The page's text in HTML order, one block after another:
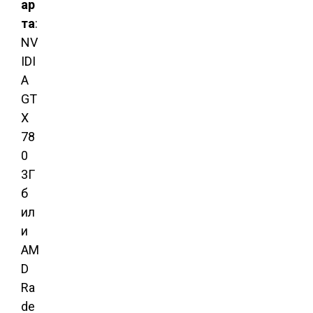
ар
та:
NV
IDI
A
GT
X
78
0
3Г
б
ил
и
AM
D
Ra
de